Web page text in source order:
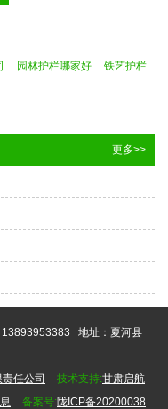
园林护栏哪家好
铁艺护栏
更多>>
地址：夏河县
任公司 技术支持:甘肃启航
备案号:陇ICP备20200038